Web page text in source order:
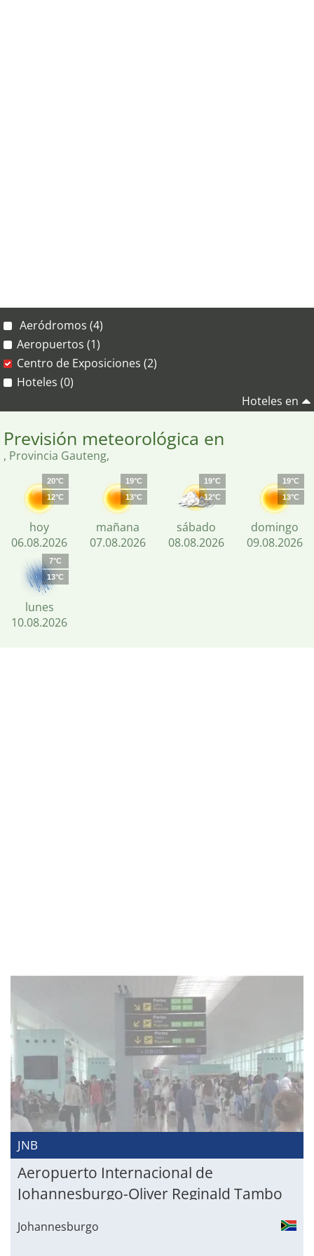
Aeródromos (4)
Aeropuertos (1)
Centro de Exposiciones (2)
Hoteles (0)
Hoteles en
Previsión meteorológica en
, Provincia Gauteng,
20°C
12°C
hoy
06.08.2026
19°C
13°C
mañana
07.08.2026
19°C
12°C
sábado
08.08.2026
19°C
13°C
domingo
09.08.2026
7°C
13°C
lunes
10.08.2026
JNB
Aeropuerto Internacional de
Johannesburgo-Oliver Reginald Tambo
Johannesburgo